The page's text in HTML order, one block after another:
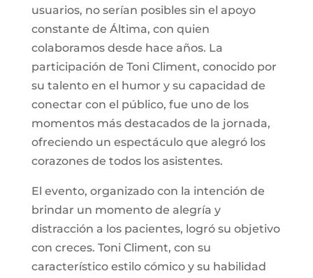
usuarios, no serían posibles sin el apoyo
constante de Áltima, con quien
colaboramos desde hace años. La
participación de Toni Climent, conocido por
su talento en el humor y su capacidad de
conectar con el público, fue uno de los
momentos más destacados de la jornada,
ofreciendo un espectáculo que alegró los
corazones de todos los asistentes.
El evento, organizado con la intención de
brindar un momento de alegría y
distracción a los pacientes, logró su objetivo
con creces. Toni Climent, con su
característico estilo cómico y su habilidad